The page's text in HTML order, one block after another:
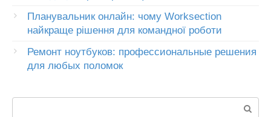
Планувальник онлайн: чому Worksection
найкраще рішення для командної роботи
Ремонт ноутбуков: профессиональные решения
для любых поломок